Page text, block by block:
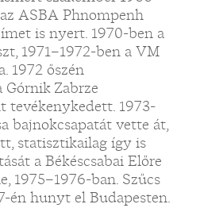
ASBA Phnompenh
is nyert. 1970-ben a
1971–1972-ben a VM
1972 őszén
Górnik Zabrze
tevékenykedett. 1973-
bajnokcsapatát vette át,
statisztikailag így is
a Békéscsabai Előre
1975–1976-ban. Szűcs
én hunyt el Budapesten.